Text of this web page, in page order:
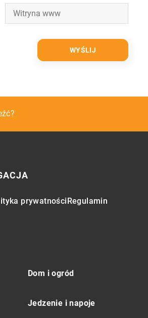
prywatnościRegulamin
Dom i ogród
Jedzenie i napoje